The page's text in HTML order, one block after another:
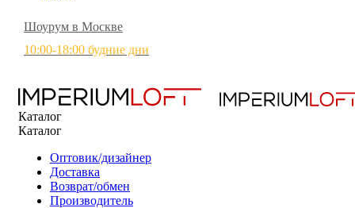
Шоурум в Москве
10:00-18:00 будние дни
Каталог
Каталог
Оптовик/дизайнер
Доставка
Возврат/обмен
Производитель